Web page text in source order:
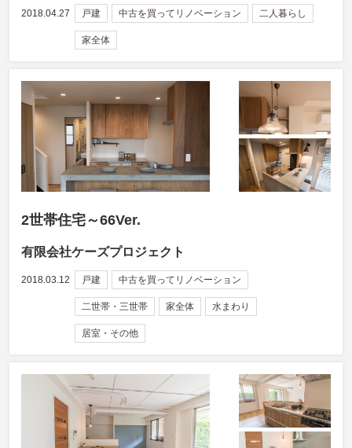
2018.04.27 戸建 中古を買ってリノベーション 二人暮らし
家全体
2世帯住宅～66Ver.
有限会社ケーズプロジェクト
2018.03.12 戸建 中古を買ってリノベーション
二世帯・三世帯 家全体 水まわり
居室・その他